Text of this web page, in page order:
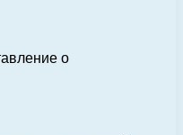
о